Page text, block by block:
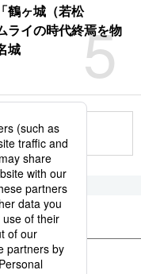
5
鶴ヶ城（若松
ライの時代終焉を物
城
災害